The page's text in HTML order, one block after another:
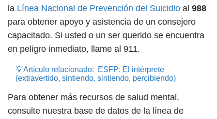
la Línea Nacional de Prevención del Suicidio al 988
para obtener apoyo y asistencia de un consejero
capacitado. Si usted o un ser querido se encuentra
en peligro inmediato, llame al 911.
💡Artículo relacionado:
ESFP: El intérprete
(extravertido, sintiendo, sintiendo, percibiendo)
Para obtener más recursos de salud mental,
consulte nuestra base de datos de la línea de